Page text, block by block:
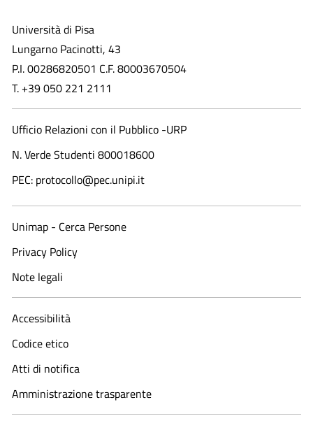
Università di Pisa
Lungarno Pacinotti, 43
P.I. 00286820501 C.F. 80003670504
T. +39 050 221 2111
Ufficio Relazioni con il Pubblico -URP
N. Verde Studenti 800018600​
PEC: protocollo@pec.unipi.it
Unimap - Cerca Persone
Privacy Policy
Note legali
Accessibilità
Codice etico
Atti di notifica
Amministrazione trasparente